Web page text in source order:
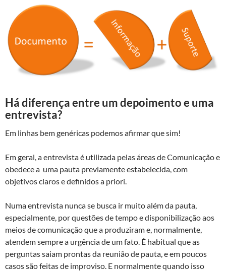
Há diferença entre um depoimento e uma
entrevista?
Em linhas bem genéricas podemos afirmar que sim!
Em geral, a entrevista é utilizada pelas áreas de Comunicação e
obedece a uma pauta previamente estabelecida, com
objetivos claros e definidos a priori.
Numa entrevista nunca se busca ir muito além da pauta,
especialmente, por questões de tempo e disponibilização aos
meios de comunicação que a produziram e, normalmente,
atendem sempre a urgência de um fato. É habitual que as
perguntas saiam prontas da reunião de pauta, e em poucos
casos são feitas de improviso. E normalmente quando isso